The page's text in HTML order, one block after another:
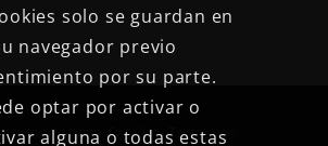
Nuria Castillo. Todos los
solo se guardan en
navegador previo
por su parte.
optar por activar o
alguna o todas estas